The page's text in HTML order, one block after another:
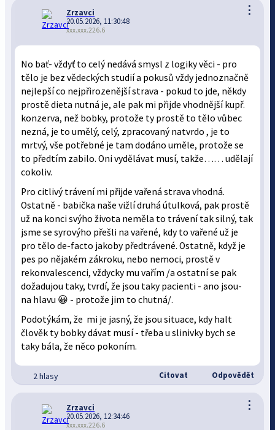
⋮
Zrzavci
20.05.2026, 11:30:48
xxx.xxx.226.6
No bať- vždyť to celý nedává smysl z logiky věci - pro
tělo je bez vědeckých studií a pokusů vždy jednoznačně
nejlepší co nejpřirozenější strava - pokud to jde, někdy
prostě dieta nutná je, ale pak mi přijde vhodnější kupř.
konzerva, než bobky, protože ty prostě to tělo vůbec
nezná, je to umělý, celý, zpracovaný natvrdo , je to
mrtvý, vše potřebné je tam dodáno uměle, protože se
to předtím zabilo. Oni vydělávat musí, takže…… udělají
cokoliv.
Pro citlivý trávení mi přijde vařená strava vhodná.
Ostatně - babička naše vižlí druhá útulková, pak prostě
už na konci svýho života neměla to trávení tak silný, tak
jsme se syrovýho přešli na vařené, kdy to vařené už je
pro tělo de-facto jakoby předtrávené. Ostatně, když je
pes po nějakém zákroku, nebo nemoci, prostě v
rekonvalescenci, vždycky mu vařím /a ostatní se pak
dožadujou taky, tvrdí, že jsou taky pacienti - ano jsou-
na hlavu 😀 - protože jim to chutná/.
Podotýkám, že mi je jasný, že jsou situace, kdy halt
člověk ty bobky dávat musí - třeba u slinivky bych se
taky bála, že něco pokoním.
2 hlasy Citovat Odpovědět
⋮
Zrzavci
20.05.2026, 12:34:46
xxx.xxx.226.6